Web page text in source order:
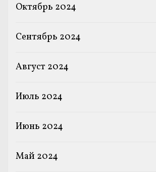
Октябрь 2024
Сентябрь 2024
Август 2024
Июль 2024
Июнь 2024
Май 2024